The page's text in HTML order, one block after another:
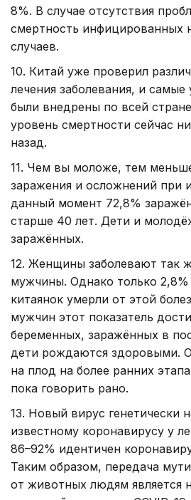
8%. В случае отсутствия
смертность инфицированных
случаев.
10. Китай уже проверил
лечения заболевания, и
были внедрены по всей
уровень смертности сейчас
назад.
11. Чем вы моложе, тем
заражения и осложнений при
данный момент 72,8%
старше 40 лет. Дети и
заражённых.
12. Женщины заболевают так
мужчины. Однако только
китаянок умерли от этой
мужчин этот показатель
беременных, заражённых в
дети рождаются здоровыми.
на плод на более ранних
пока говорить рано.
13. Новый вирус генетически
известному коронавирусу у
86–92% идентичен
Таким образом, передача
от животных людям является